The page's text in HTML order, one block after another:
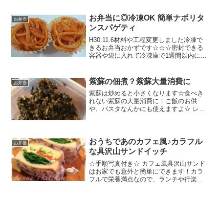
お弁当
お弁当に◎冷凍OK 簡単ナポリタ
ンスパゲティ
H30.11.6材料や工程変更しました冷凍で
きるお弁当おかずです☆☆☆密封できる
容器や袋に入れて冷凍庫で1週間以内に使
パゲティ塩(茹でる時)玉ねぎ☆サラダ...
お弁当 紫蘇の佃煮？紫蘇大量消費に
紫蘇は炒めると小さくなります☆食べき
れない紫蘇の大量消費に！ご飯のお供
や、パスタなんかにも使えますよ☆ レシ
お弁当
おうちであのカフェ風♪カラフル
な具沢山サンドイッチ
☆手順写真付き☆ カフェ風具沢山サンド
はお家でも意外と簡単にできます！カラ
フルで栄養満点なので、ランチや行楽に